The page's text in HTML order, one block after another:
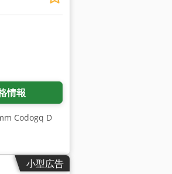
情報
Codogq D
小型広告